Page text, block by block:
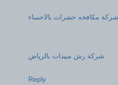
شركة مكافحه حشرات بالاحساء
شركة رش مبيدات بالرياض
Reply